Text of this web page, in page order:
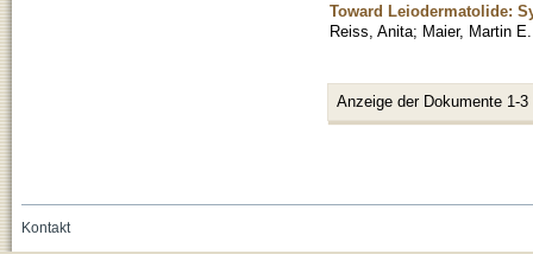
Toward Leiodermatolide:
Reiss, Anita; Maier, Martin E.
Anzeige der Dokumente 1-3
Kontakt